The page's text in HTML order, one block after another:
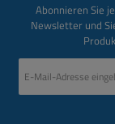
Abonnieren Sie
Newsletter und
Mail-